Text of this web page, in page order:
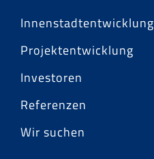
Innenstadtentwicklung
Projektentwicklung
Investoren
Referenzen
Wir suchen